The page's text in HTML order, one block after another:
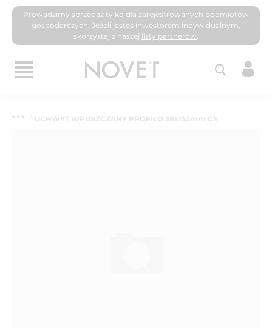
Prowadzimy sprzedaż tylko dla zarejestrowanych podmiotów
gospodarczych. Jeżeli jesteś inwestorem indywidualnym,
skorzystaj z naszej listy partnerów.
UCHWYT WPUSZCZANY PROFILO 38x152mm CS